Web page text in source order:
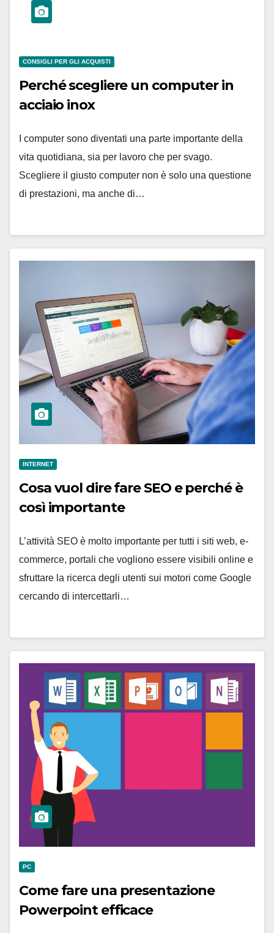
CONSIGLI PER GLI ACQUISTI
Perché scegliere un computer in
acciaio inox
I computer sono diventati una parte importante della
vita quotidiana, sia per lavoro che per svago.
Scegliere il giusto computer non è solo una questione
di prestazioni, ma anche di…
INTERNET
Cosa vuol dire fare SEO e perché è
così importante
L’attività SEO è molto importante per tutti i siti web, e-
commerce, portali che vogliono essere visibili online e
sfruttare la ricerca degli utenti sui motori come Google
cercando di intercettarli…
PC
Come fare una presentazione
Powerpoint efficace